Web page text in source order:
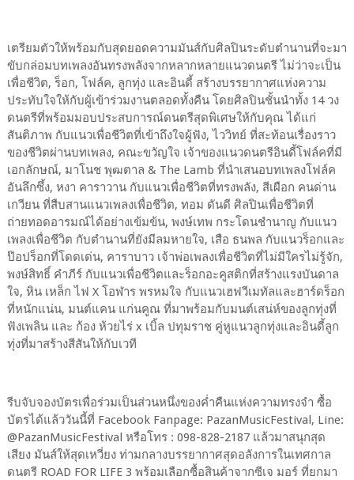
เตรียมตัวให้พร้อมกับสุดยอดความมันส์กับศิลปินระดับตำนานที่จะมา
ขับกล่อมบทเพลงอันทรงพลังจากหลากหลายแนวดนตรี ไม่ว่าจะเป็น
เพื่อชีวิต, ร็อก, โฟล์ค, ลูกทุ่ง และอินดี้ สร้างบรรยากาศแห่งความ
ประทับใจให้กับผู้เข้าร่วมงานตลอดทั้งคืน โดยศิลปินชั้นนำทั้ง 14 วง
ดนตรีที่พร้อมมอบประสบการณ์ดนตรีสุดพิเศษให้กับคุณ ได้แก่
สันติภาพ กับแนวเพื่อชีวิตที่เข้าถึงใจผู้ฟัง, ไววิทย์ ที่สะท้อนเรื่องราว
ของชีวิตผ่านบทเพลง, คณะขวัญใจ เจ้าของแนวดนตรีอินดี้โฟล์คที่มี
เอกลักษณ์, มาโนช พุฒตาล & The Lamb ที่นำเสนอบทเพลงโฟล์ค
อันลึกซึ้ง, หงา คาราวาน กับแนวเพื่อชีวิตที่ทรงพลัง, สีเผือก คนด่าน
เกวียน ที่สืบสานแนวเพลงเพื่อชีวิต, ทอม ดันดี ศิลปินเพื่อชีวิตที่
ถ่ายทอดอารมณ์ได้อย่างเข้มข้น, พงษ์เทพ กระโดนชำนาญ กับแนว
เพลงเพื่อชีวิต กับตำนานที่ยังมีลมหายใจ, เสือ ธนพล กับแนวร็อกและ
ป๊อปร็อกที่โดดเด่น, คาราบาว เจ้าพ่อเพลงเพื่อชีวิตที่ไม่มีใครไม่รู้จัก,
พงษ์สิทธิ์ คำภีร์ กับแนวเพื่อชีวิตและร็อกอะคูสติกที่สร้างแรงบันดาล
ใจ, หิน เหล็ก ไฟ X โอฬาร พรหมใจ กับแนวเฮฟวีเมทัลและฮาร์ดร็อก
ที่หนักแน่น, มนต์แคน แก่นคูณ ที่มาพร้อมกับมนต์เสน่ห์ของลูกทุ่งที่
ฟังเพลิน และ ก้อง ห้วยไร่ x เบิ้ล ปทุมราช คู่หูแนวลูกทุ่งและอินดี้ลูก
ทุ่งที่มาสร้างสีสันให้กับเวที
รีบจับจองบัตรเพื่อร่วมเป็นส่วนหนึ่งของค่ำคืนแห่งความทรงจำ ซื้อ
บัตรได้แล้ววันนี้ที่ Facebook Fanpage: PazanMusicFestival, Line:
@PazanMusicFestival หรือโทร : 098-828-2187 แล้วมาสนุกสุด
เสียง มันส์ให้สุดเหวี่ยง ท่ามกลางบรรยากาศสุดอลังการในเทศกาล
ดนตรี ROAD FOR LIFE 3 พร้อมเลือกซื้อสินค้าจากซีเจ มอร์ ที่ยกมา